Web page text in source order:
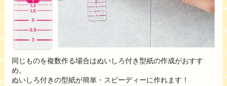
同じものを複数作る場合はぬいしろ付き型紙の作成がおすす
め。
ぬいしろ付きの型紙が簡単・スピーディーに作れます！